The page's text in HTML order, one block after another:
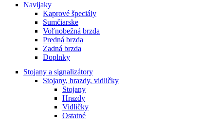
Navijaky
Kaprové špeciály
Sumčiarske
Voľnobežná brzda
Predná brzda
Zadná brzda
Doplnky
Stojany a signalizátory
Stojany, hrazdy, vidličky
Stojany
Hrazdy
Vidličky
Ostatné